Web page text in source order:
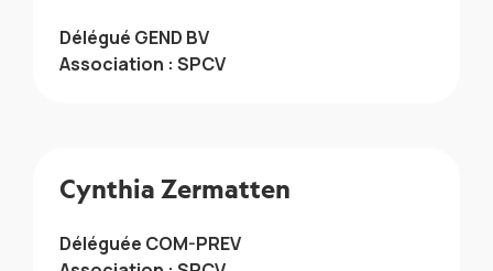
Délégué GEND BV
Association : SPCV
Cynthia Zermatten
Déléguée COM-PREV